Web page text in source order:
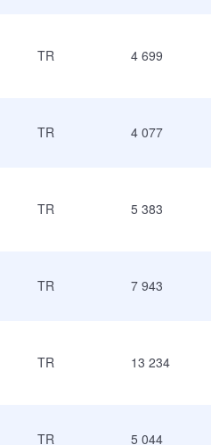
TR 4 699
TR 4 077
TR 5 383
TR 7 943
TR 13 234
TR 5 044